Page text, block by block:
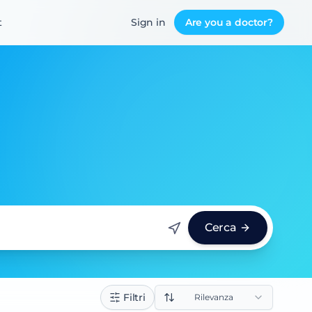
Sign in Are you a doctor?
Cerca
Filtri Rilevanza